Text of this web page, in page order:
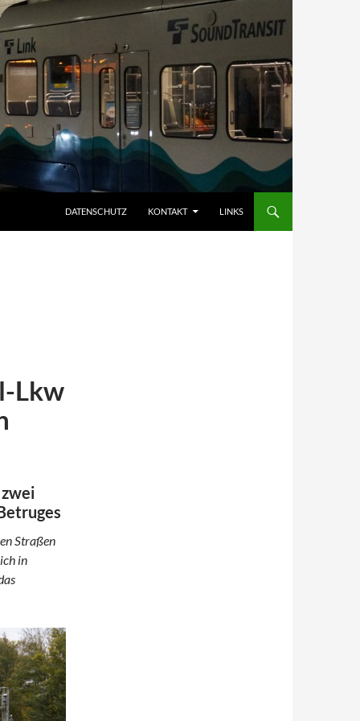
DATENSCHUTZ KONTAKT LINKS
Lkw
Straßen
in